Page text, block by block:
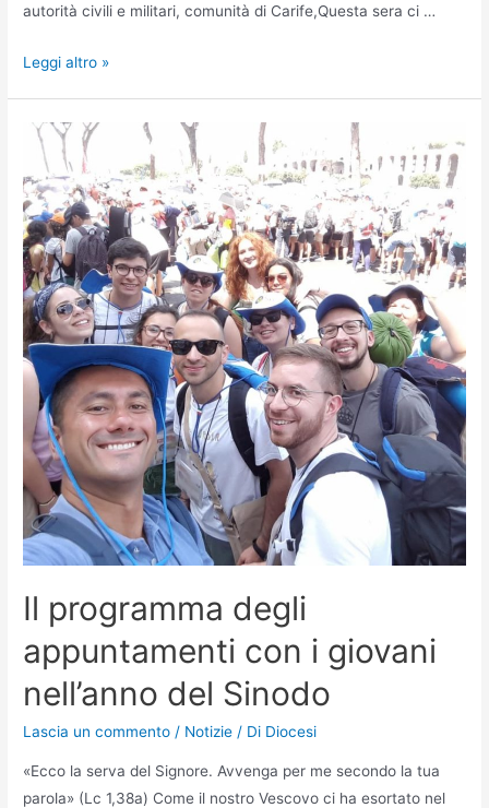
autorità civili e militari, comunità di Carife,Questa sera ci …
Leggi altro »
Il programma degli
appuntamenti con i giovani
nell’anno del Sinodo
Lascia un commento / Notizie / Di Diocesi
«Ecco la serva del Signore. Avvenga per me secondo la tua
parola» (Lc 1,38a) Come il nostro Vescovo ci ha esortato nel